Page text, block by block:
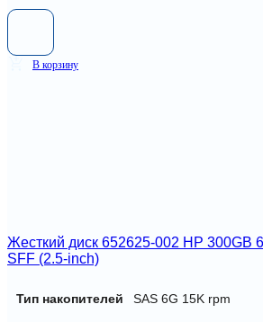
В корзину
Жесткий диск 652625-002 HP 300GB
SFF (2.5-inch)
Тип накопителей SAS 6G 15K rpm